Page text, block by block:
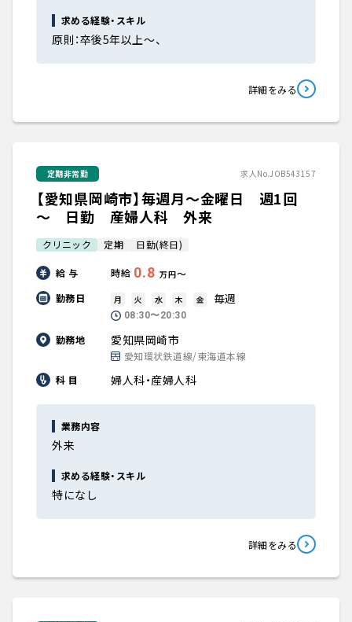
求める経験・スキル
原則：卒後5年以上～、
詳細をみる
定期非常勤 求人No.JOB543157
【愛知県岡崎市】毎週月～金曜日 週1回
～ 日勤 産婦人科 外来
クリニック 定期 日勤(終日)
給 与 時給 0.8 万円〜
勤務日
月 火 水 木 金 毎週
08:30〜20:30
勤務地 愛知県岡崎市
愛知環状鉄道線/東海道本線
科 目
婦人科・産婦人科
業務内容
外来
求める経験・スキル
特になし
詳細をみる